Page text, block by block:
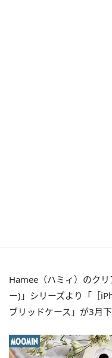
Hamee（ハミィ）のク
ー)」シリーズより「［
ブリッドケース」が3月